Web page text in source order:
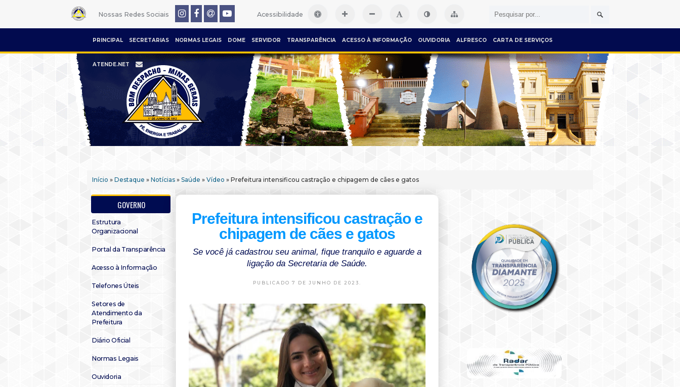
Nossas Redes Sociais Acessibilidade
PRINCIPAL SECRETARIAS NORMAS LEGAIS DOME SERVIDOR TRANSPARÊNCIA ACESSO À INFORMAÇÃO OUVIDORIA ALFRESCO CARTA DE SERVIÇOS
ATENDE.NET
Início » Destaque » Notícias » Saúde » Vídeo » Prefeitura intensificou castração e chipagem de cães e gatos
GOVERNO
Estrutura
Organizacional
Portal da Transparência
Acesso à Informação
Telefones Úteis
Setores de
Atendimento da
Prefeitura
Diário Oficial
Normas Legais
Ouvidoria
Prefeitura intensificou castração e
chipagem de cães e gatos
Se você já cadastrou seu animal, fique tranquilo e aguarde a
ligação da Secretaria de Saúde.
PUBLICADO 7 DE JUNHO DE 2023.